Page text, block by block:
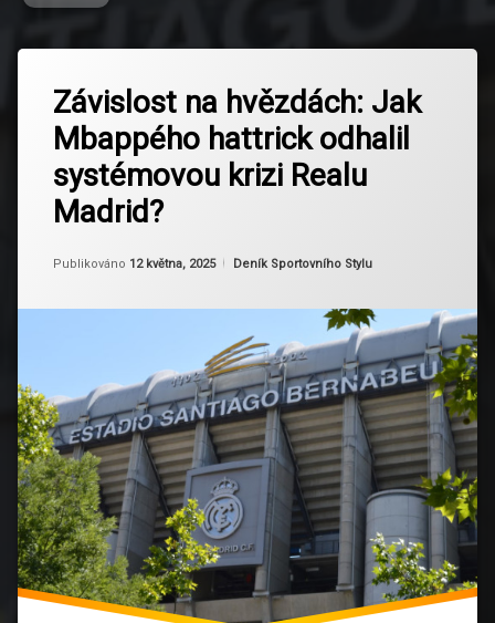
Závislost na hvězdách: Jak
Mbappého hattrick odhalil
systémovou krizi Realu
Madrid?
Publikováno 12 května, 2025
Aktualizováno 12 května, 2025
Od Ruby
Kategorie:
Deník Sportovního Stylu
Ancelotti
Benzema
Fotbalova
Historie
Galakticke
Ery
Mbappe
Real
komentář
na
Závislost
na
hvězdách:
Jak
Mbappého
systémovou
Realu